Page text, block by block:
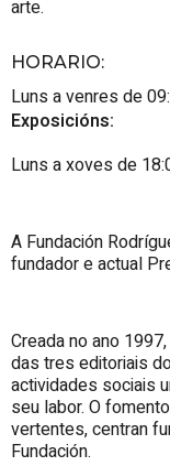
arte.
HORARIO:
Luns a venres de
Exposicións:
Luns a xoves de
A Fundación
fundador e actual
Creada no ano
das tres editoriais
actividades sociais
seu labor. O
vertentes, centran
Fundación.